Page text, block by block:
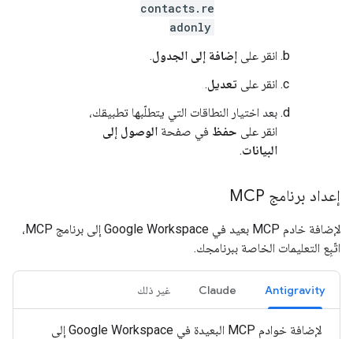
contacts.re
adonly
انقر على إضافة إلى الجدول.
انقر على تعديل.
بعد اختيار النطاقات التي يتطلّبها تطبيقك،
انقر على حفظ في صفحة الوصول إلى
البيانات.
إعداد برنامج MCP
لإضافة خادم MCP بعيد في Google Workspace إلى برنامج MCP،
اتّبِع التعليمات الخاصة ببرنامجك.
Antigravity
Claude غير ذلك
لإضافة خوادم MCP البعيدة في Google Workspace إلى